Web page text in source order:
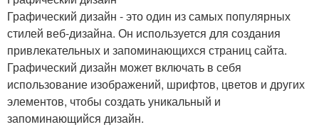
Графический дизайн - это один из самых популярных
стилей веб-дизайна. Он используется для создания
привлекательных и запоминающихся страниц сайта.
Графический дизайн может включать в себя
использование изображений, шрифтов, цветов и других
элементов, чтобы создать уникальный и
запоминающийся дизайн.